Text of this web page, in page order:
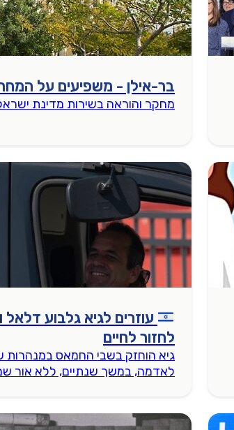
בר-אילן - משפיעים על
מחקר והוראה בשירות מדינת
עוזרים לגיא גלבוע
לחזור לחיים
גיא הוחזק בשבי החמאס
לאדמה, במשך שנתיים, ללא אור